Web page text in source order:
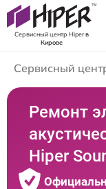
Сервисный центр Hiperв
Кирове
Сервисный
Ремонт
Hiper